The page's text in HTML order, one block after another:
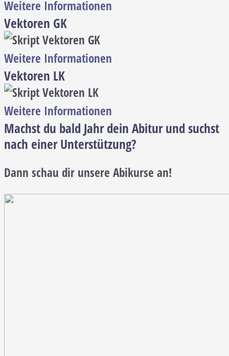
Weitere Informationen
Vektoren GK
Weitere Informationen
Vektoren LK
Weitere Informationen
Machst du bald Jahr dein Abitur und suchst
nach einer Unterstützung?
Dann schau dir unsere Abikurse an!